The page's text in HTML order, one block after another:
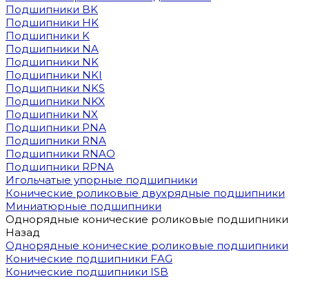
Подшипники BK
Подшипники HK
Подшипники K
Подшипники NA
Подшипники NK
Подшипники NKI
Подшипники NKS
Подшипники NKX
Подшипники NX
Подшипники PNA
Подшипники RNA
Подшипники RNAO
Подшипники RPNA
Игольчатые упорные подшипники
Конические роликовые двухрядные подшипники
Миниатюрные подшипники
Однорядные конические роликовые подшипники
Назад
Однорядные конические роликовые подшипники
Конические подшипники FAG
Конические подшипники ISB